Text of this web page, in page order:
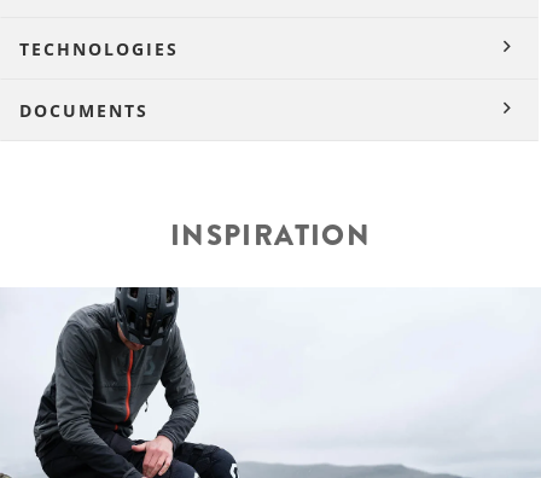
TECHNOLOGIES
DOCUMENTS
INSPIRATION